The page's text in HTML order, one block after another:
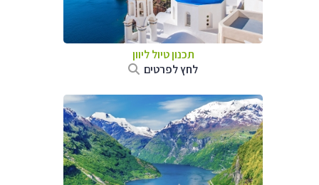
תכנון טיול ליוון
לחץ לפרטים